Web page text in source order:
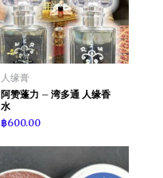
人缘膏
阿赞蓬力 – 湾多通 人缘香
水
฿600.00